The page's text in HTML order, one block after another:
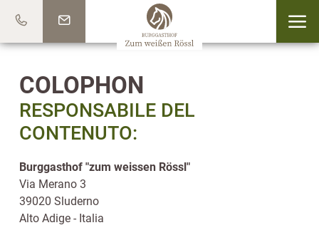
COLOPHON
RESPONSABILE DEL
CONTENUTO:
Burggasthof "zum weissen Rössl"
Via Merano 3
39020 Sluderno
Alto Adige - Italia